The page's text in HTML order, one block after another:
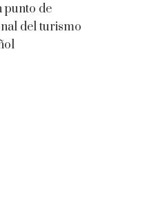
punto de
del turismo